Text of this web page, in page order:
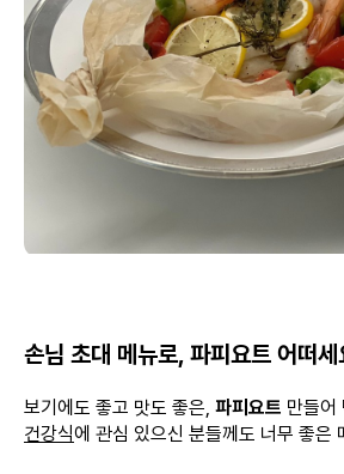
손님 초대 메뉴로, 파피요트 어떠세
보기에도 좋고 맛도 좋은, 파피요트 만들어
건강식에 관심 있으신 분들께도 너무 좋은